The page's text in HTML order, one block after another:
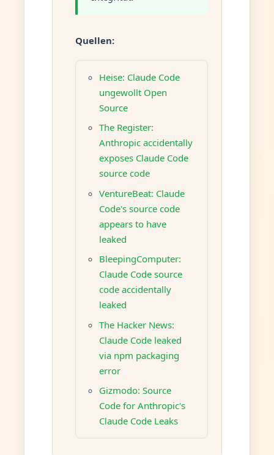
Quellen:
Heise: Claude Code
ungewollt Open
Source
The Register:
Anthropic accidentally
exposes Claude Code
source code
VentureBeat: Claude
Code's source code
appears to have
leaked
BleepingComputer:
Claude Code source
code accidentally
leaked
The Hacker News:
Claude Code leaked
via npm packaging
error
Gizmodo: Source
Code for Anthropic's
Claude Code Leaks